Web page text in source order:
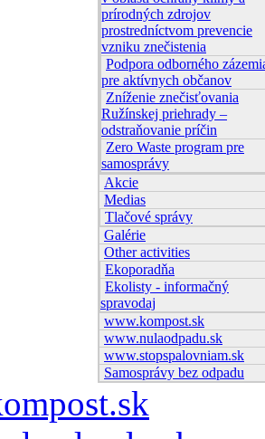
prírodných zdrojov
prostredníctvom prevencie
vzniku znečistenia
Podpora odborného
pre aktívnych občanov
Zníženie znečisťovania
Ružínskej priehrady –
odstraňovanie príčin
Zero Waste program pre
samosprávy
Akcie
Medias
Tlačové správy
Galérie
Other activities
Ekoporadňa
Ekolisty - informačný
spravodaj
www.kompost.sk
www.nulaodpadu.sk
www.stopspalovniam.sk
Samosprávy bez odpadu